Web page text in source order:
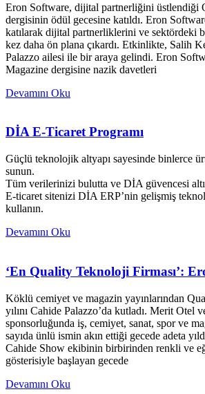
Eron Software, dijital partnerliğini üstlendiği
dergisinin ödül gecesine katıldı. Eron
katılarak dijital partnerliklerini ve sektördeki
kez daha ön plana çıkardı. Etkinlikte, Salih
Palazzo ailesi ile bir araya gelindi. Eron
Magazine dergisine nazik davetleri
Devamını Oku
DİA E-Ticaret Programı
Güçlü teknolojik altyapı sayesinde binlerce
sunun.
Tüm verilerinizi bulutta ve DİA güvencesi
E-ticaret sitenizi DİA ERP’nin gelişmiş
kullanın.
Devamını Oku
‘En Quality Teknoloji Firması’:
Köklü cemiyet ve magazin yayınlarından
yılını Cahide Palazzo’da kutladı. Merit Otel
sponsorluğunda iş, cemiyet, sanat, spor ve
sayıda ünlü ismin akın ettiği gecede adeta
Cahide Show ekibinin birbirinden renkli ve
gösterisiyle başlayan gecede
Devamını Oku